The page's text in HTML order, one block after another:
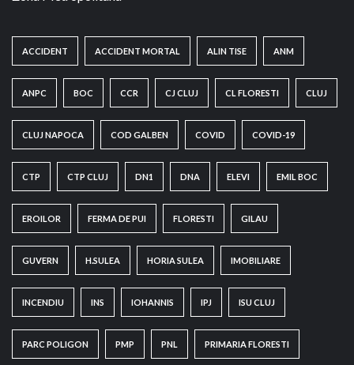
ACCIDENT ACCIDENT MORTAL ALIN TISE ANM
ANPC BOC CCR CJ CLUJ CL FLORESTI CLUJ
CLUJ NAPOCA COD GALBEN COVID COVID-19
CTP CTP CLUJ DN1 DNA ELEVI EMIL BOC
EROILOR FERMA DE PUI FLORESTI GILAU
GUVERN H.SULEA HORIA SULEA IMOBILIARE
INCENDIU INS IOHANNIS IPJ ISU CLUJ
PARC POLIGON PMP PNL PRIMARIA FLORESTI